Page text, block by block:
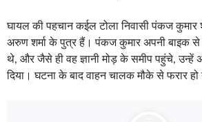
घायल की पहचान कईल टोला निवासी पंकज कुमार
अरुण शर्मा के पुत्र हैं। पंकज कुमार अपनी बाइक से
थे, और जैसे ही वह ज्ञानी मोड़ के समीप पहुंचे, उन्हें
दिया। घटना के बाद वाहन चालक मौके से फरार हो